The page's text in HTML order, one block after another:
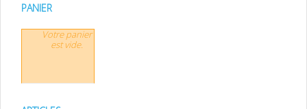
PANIER
Votre panier
est vide.